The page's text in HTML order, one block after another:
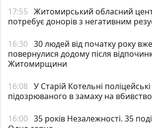
17:55 Житомирський обласний
потребує донорів з негативним
16:30 30 людей від початку року
повернулися додому після
Житомирщини
16:08 У Старій Котельні
підозрюваного в замаху на вбивство
16:00 35 років Незалежності. 35